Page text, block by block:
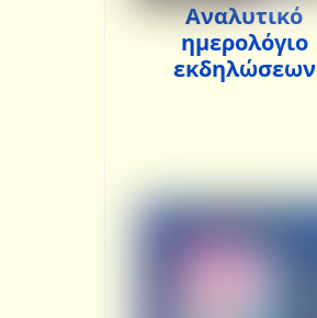
Αναλυτικό
ημερολόγιο
εκδηλώσεων